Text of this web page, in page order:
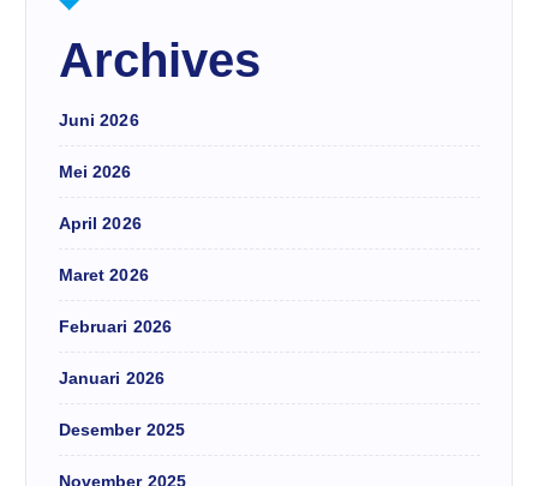
Archives
Juni 2026
Mei 2026
April 2026
Maret 2026
Februari 2026
Januari 2026
Desember 2025
November 2025